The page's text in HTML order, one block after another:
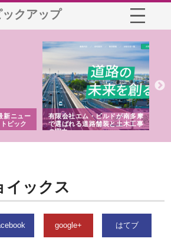
クアップ
新ニュー
ピック
有限会社エム・ビルドが南多摩
で選ばれる道路舗装と土木工事
の実力
イックス
google+ はてブ